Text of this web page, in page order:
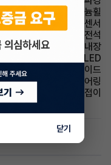
휠타이어 알루미늄휠
주차보조 전방감지센서
에어백 운전석
스티어링휠 열선내장
헤드램프 LED
에어백 사이드
링휠 텔레스코픽 스티어링
사이드미러 전동접이
랍니다.
닫기